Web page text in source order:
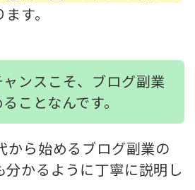
す。
ャンスこそ、ブログ副業
ことなんです。
から始めるブログ副業の
かるように丁寧に説明し